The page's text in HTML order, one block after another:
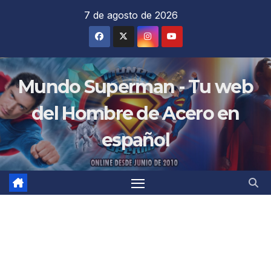
7 de agosto de 2026
Mundo Superman - Tu web
del Hombre de Acero en
español